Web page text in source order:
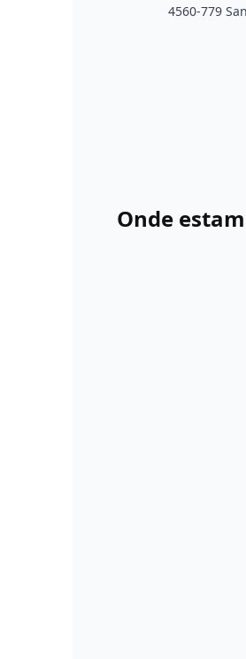
4560-779
Onde